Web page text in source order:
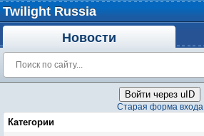
Twilight Russia
Новости
Войти через uID
Старая форма входа
Категории